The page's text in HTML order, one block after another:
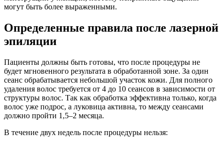
могут быть более выраженными.
Определенные правила после лазерной
эпиляции
Пациенты должны быть готовы, что после процедуры не
будет мгновенного результата в обработанной зоне. За один
сеанс обрабатывается небольшой участок кожи. Для полного
удаления волос требуется от 4 до 10 сеансов в зависимости от
структуры волос. Так как обработка эффективна только, когда
волос уже подрос, а луковица активна, то между сеансами
должно пройти 1,5–2 месяца.
В течение двух недель после процедуры нельзя: